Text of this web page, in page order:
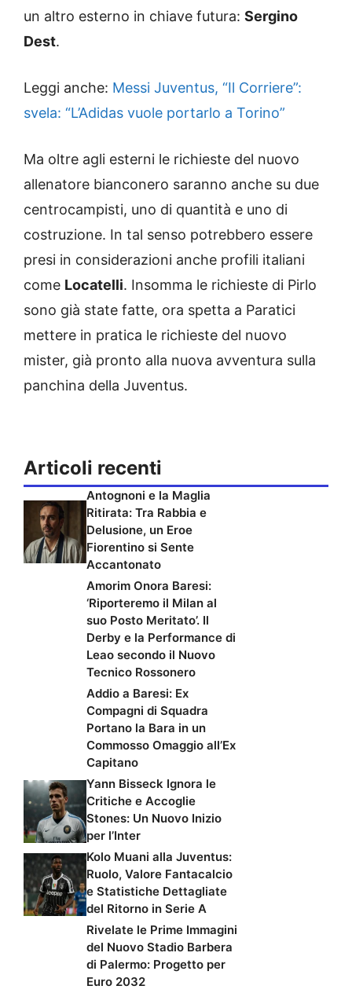
un altro esterno in chiave futura: Sergino
Dest.
Leggi anche: Messi Juventus, “Il Corriere”:
svela: “L’Adidas vuole portarlo a Torino”
Ma oltre agli esterni le richieste del nuovo
allenatore bianconero saranno anche su due
centrocampisti, uno di quantità e uno di
costruzione. In tal senso potrebbero essere
presi in considerazioni anche profili italiani
come Locatelli. Insomma le richieste di Pirlo
sono già state fatte, ora spetta a Paratici
mettere in pratica le richieste del nuovo
mister, già pronto alla nuova avventura sulla
panchina della Juventus.
Articoli recenti
Antognoni e la Maglia
Ritirata: Tra Rabbia e
Delusione, un Eroe
Fiorentino si Sente
Accantonato
Amorim Onora Baresi:
‘Riporteremo il Milan al
suo Posto Meritato’. Il
Derby e la Performance di
Leao secondo il Nuovo
Tecnico Rossonero
Addio a Baresi: Ex
Compagni di Squadra
Portano la Bara in un
Commosso Omaggio all’Ex
Capitano
Yann Bisseck Ignora le
Critiche e Accoglie
Stones: Un Nuovo Inizio
per l’Inter
Kolo Muani alla Juventus:
Ruolo, Valore Fantacalcio
e Statistiche Dettagliate
del Ritorno in Serie A
Rivelate le Prime Immagini
del Nuovo Stadio Barbera
di Palermo: Progetto per
Euro 2032